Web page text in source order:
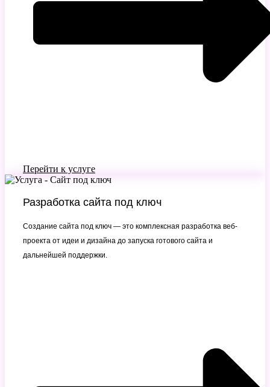
Перейти к услуге
Разработка сайта под ключ
Создание сайта под ключ — это комплексная разработка веб-
проекта от идеи и дизайна до запуска готового сайта и
дальнейшей поддержки.